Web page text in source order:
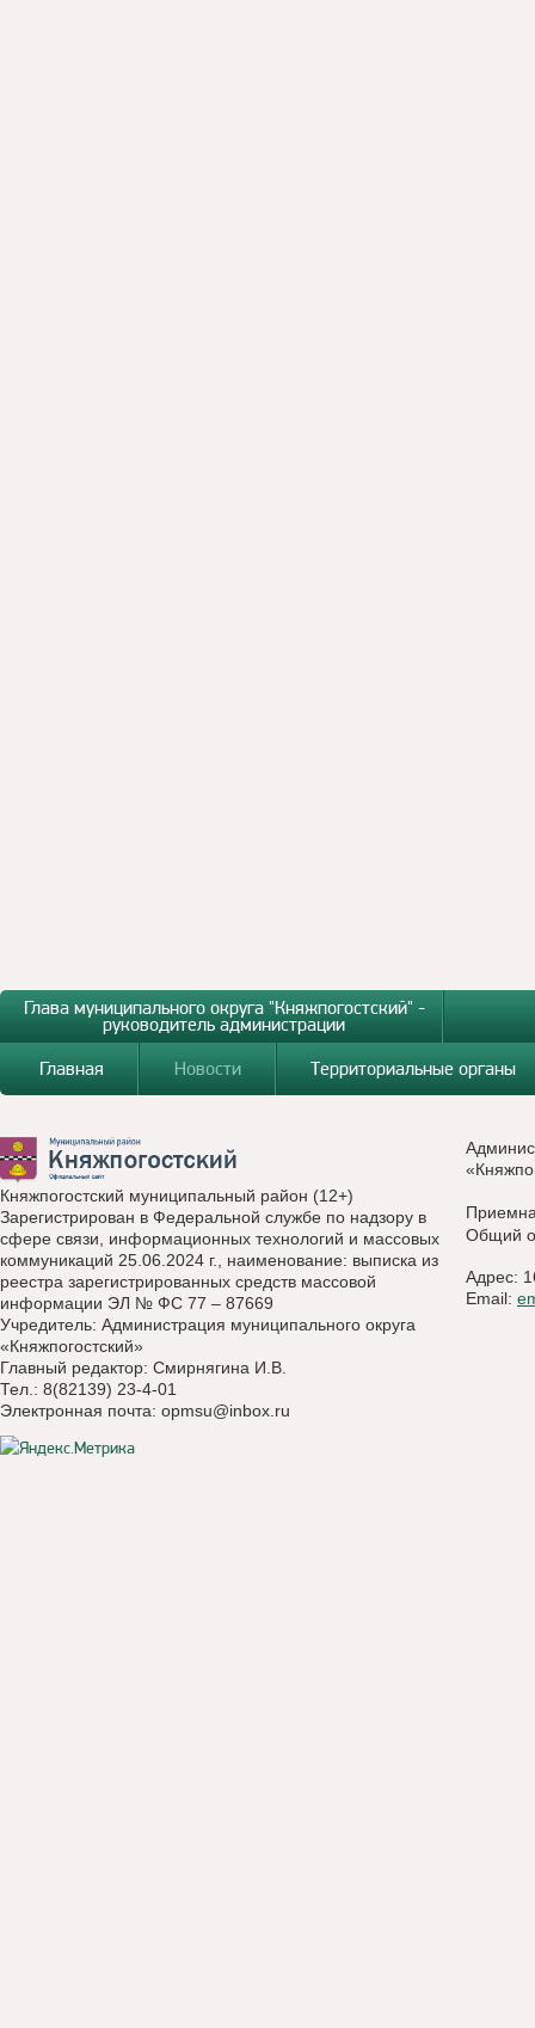
Глава муниципального округа "Княжпогостский" -
руководитель администрации
Главная
Новости Территориальные органы
Княжпогостский муниципальный район (12+)
Зарегистрирован в Федеральной службе по надзору в
сфере связи, информационных технологий и массовых
коммуникаций 25.06.2024 г., наименование: выписка из
реестра зарегистрированных средств массовой
информации ЭЛ № ФС 77 – 87669
Учредитель: Администрация муниципального округа
«Княжпогостский»
Главный редактор: Смирнягина И.В.
Тел.: 8(82139) 23-4-01
Электронная почта: opmsu@inbox.ru
Общий
Адрес:
Email: